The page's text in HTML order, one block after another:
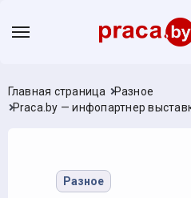
Главная страница
Разное
Praca.by — инфопартнер
Разное